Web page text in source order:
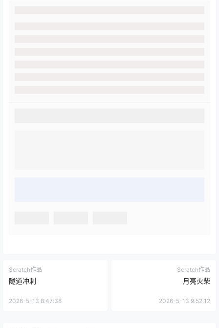
Scratch作品
隧道冲刺
2026-5-13 8:47:38
Scratch作品
月亮火柴
2026-5-13 9:52:12